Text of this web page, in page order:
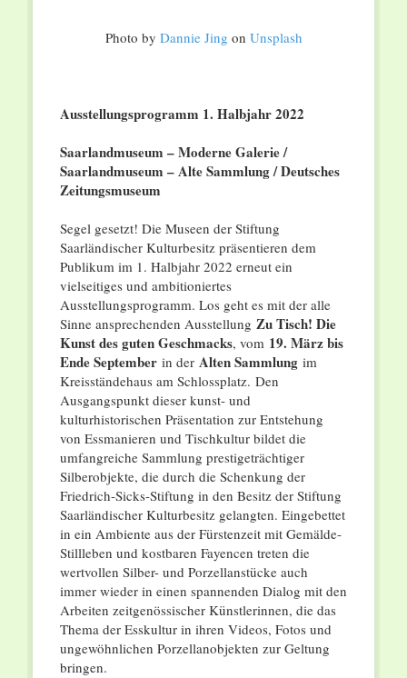
Photo by Dannie Jing on Unsplash
Ausstellungsprogramm 1. Halbjahr 2022
Saarlandmuseum – Moderne Galerie /
Saarlandmuseum – Alte Sammlung / Deutsches
Zeitungsmuseum
Segel gesetzt! Die Museen der Stiftung
Saarländischer Kulturbesitz präsentieren dem
Publikum im 1. Halbjahr 2022 erneut ein
vielseitiges und ambitioniertes
Ausstellungsprogramm. Los geht es mit der alle
Sinne ansprechenden Ausstellung Zu Tisch! Die
Kunst des guten Geschmacks, vom 19. März bis
Ende September in der Alten Sammlungim
Kreisständehaus am Schlossplatz. Den
Ausgangspunkt dieser kunst- und
kulturhistorischen Präsentation zur Entstehung
von Essmanieren und Tischkultur bildet die
umfangreiche Sammlung prestigeträchtiger
Silberobjekte, die durch die Schenkung der
Friedrich-Sicks-Stiftung in den Besitz der Stiftung
Saarländischer Kulturbesitz gelangten. Eingebettet
in ein Ambiente aus der Fürstenzeit mit Gemälde-
Stillleben und kostbaren Fayencen treten die
wertvollen Silber- und Porzellanstücke auch
immer wieder in einen spannenden Dialog mit den
Arbeiten zeitgenössischer Künstlerinnen, die das
Thema der Esskultur in ihren Videos, Fotos und
ungewöhnlichen Porzellanobjekten zur Geltung
bringen.